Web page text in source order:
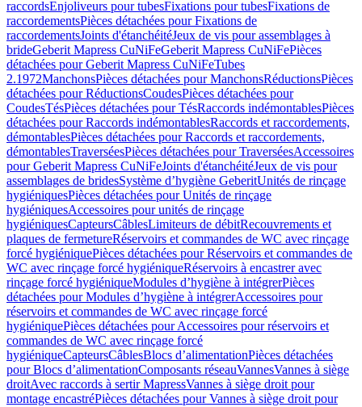
raccordsEnjoliveurs pour tubesFixations pour tubesFixations de
raccordementsPièces détachées pour Fixations de
raccordementsJoints d'étanchéitéJeux de vis pour assemblages à
brideGeberit Mapress CuNiFeGeberit Mapress CuNiFePièces
détachées pour Geberit Mapress CuNiFeTubes
2.1972ManchonsPièces détachées pour ManchonsRéductionsPièces
détachées pour RéductionsCoudesPièces détachées pour
CoudesTésPièces détachées pour TésRaccords indémontablesPièces
détachées pour Raccords indémontablesRaccords et raccordements,
démontablesPièces détachées pour Raccords et raccordements,
démontablesTraverséesPièces détachées pour TraverséesAccessoires
pour Geberit Mapress CuNiFeJoints d'étanchéitéJeux de vis pour
assemblages de bridesSystème d’hygiène GeberitUnités de rinçage
hygiéniquesPièces détachées pour Unités de rinçage
hygiéniquesAccessoires pour unités de rinçage
hygiéniquesCapteursCâblesLimiteurs de débitRecouvrements et
plaques de fermetureRéservoirs et commandes de WC avec rinçage
forcé hygiéniquePièces détachées pour Réservoirs et commandes de
WC avec rinçage forcé hygiéniqueRéservoirs à encastrer avec
rinçage forcé hygiéniqueModules d’hygiène à intégrerPièces
détachées pour Modules d’hygiène à intégrerAccessoires pour
réservoirs et commandes de WC avec rinçage forcé
hygiéniquePièces détachées pour Accessoires pour réservoirs et
commandes de WC avec rinçage forcé
hygiéniqueCapteursCâblesBlocs d’alimentationPièces détachées
pour Blocs d’alimentationComposants réseauVannesVannes à siège
droitAvec raccords à sertir MapressVannes à siège droit pour
montage encastréPièces détachées pour Vannes à siège droit pour